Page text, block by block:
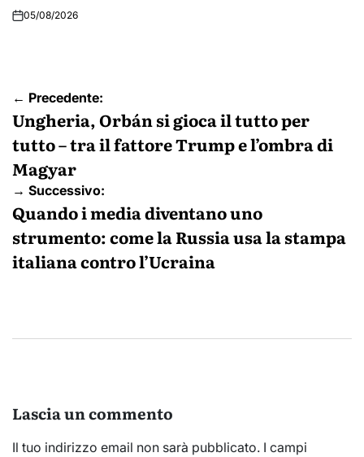
05/08/2026
Navigazione
articoli
← Precedente:
Ungheria, Orbán si gioca il tutto per
tutto – tra il fattore Trump e l’ombra di
Magyar
→ Successivo:
Quando i media diventano uno
strumento: come la Russia usa la stampa
italiana contro l’Ucraina
Lascia un commento
Il tuo indirizzo email non sarà pubblicato. I campi